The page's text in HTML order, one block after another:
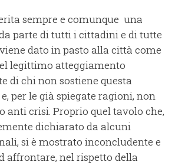
sempre e comunque una
parte di tutti i cittadini e di tutte
dato in pasto alla città come
legittimo atteggiamento
di chi non sostiene questa
per le già spiegate ragioni, non
anti crisi. Proprio quel tavolo che,
dichiarato da alcuni
si è mostrato inconcludente e
affrontare, nel rispetto della